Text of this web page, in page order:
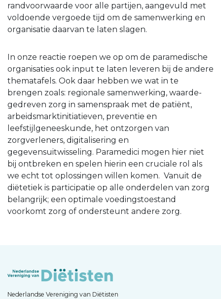
randvoorwaarde voor alle partijen, aangevuld met
voldoende vergoede tijd om de samenwerking en
organisatie daarvan te laten slagen.
In onze reactie roepen we op om de paramedische
organisaties ook input te laten leveren bij de andere
thematafels. Ook daar hebben we wat in te
brengen zoals: regionale samenwerking, waarde-
gedreven zorg in samenspraak met de patiënt,
arbeidsmarktinitiatieven, preventie en
leefstijlgeneeskunde, het ontzorgen van
zorgverleners, digitalisering en
gegevensuitwisseling. Paramedici mogen hier niet
bij ontbreken en spelen hierin een cruciale rol als
we echt tot oplossingen willen komen. Vanuit de
diëtetiek is participatie op alle onderdelen van zorg
belangrijk; een optimale voedingstoestand
voorkomt zorg of ondersteunt andere zorg.
Nederlandse Vereniging van Diëtisten